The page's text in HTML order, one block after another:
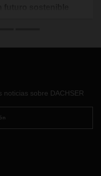
el camino para la
fotovoltaicos, etc.
sobre DACHSER